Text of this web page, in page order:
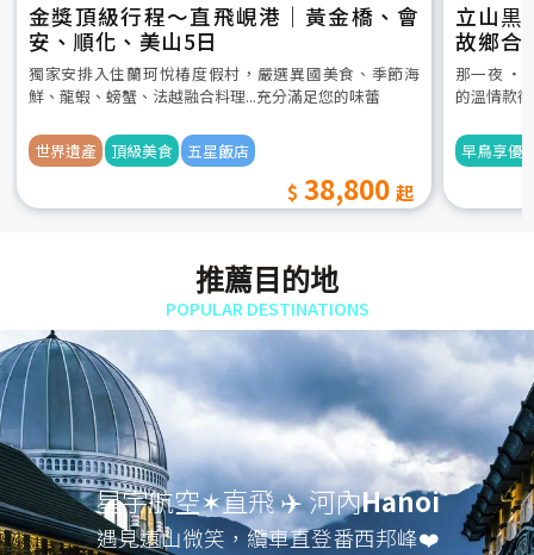
金獎頂級行程～直飛峴港｜黃金橋、會
安、順化、美山5日
獨家安排入住蘭珂悅椿度假村，嚴選異國美食、季節海
鮮、龍蝦、螃蟹、法越融合料理...充分滿足您的味蕾
世界遺產 頂級美食 五星飯店
38,800
立山黒
故鄉合
5日
那一夜 ‧
的溫情款
早鳥享優
推薦目的地
POPULAR DESTINATIONS
星宇航空✶直飛 ✈️ 河內Hanoi
遇見遠山微笑，纜車直登番西邦峰❤️